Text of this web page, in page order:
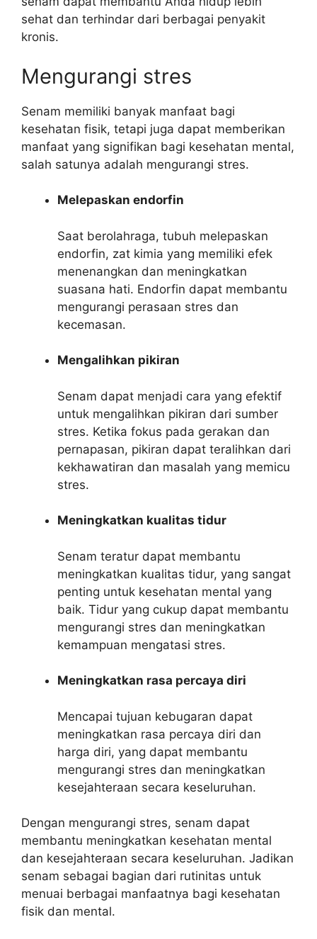
sehat dan terhindar dari berbagai penyakit
kronis.
Mengurangi stres
Senam memiliki banyak manfaat bagi
kesehatan fisik, tetapi juga dapat memberikan
manfaat yang signifikan bagi kesehatan mental,
salah satunya adalah mengurangi stres.
Melepaskan endorfin
Saat berolahraga, tubuh melepaskan
endorfin, zat kimia yang memiliki efek
menenangkan dan meningkatkan
suasana hati. Endorfin dapat membantu
mengurangi perasaan stres dan
kecemasan.
Mengalihkan pikiran
Senam dapat menjadi cara yang efektif
untuk mengalihkan pikiran dari sumber
stres. Ketika fokus pada gerakan dan
pernapasan, pikiran dapat teralihkan dari
kekhawatiran dan masalah yang memicu
stres.
Meningkatkan kualitas tidur
Senam teratur dapat membantu
meningkatkan kualitas tidur, yang sangat
penting untuk kesehatan mental yang
baik. Tidur yang cukup dapat membantu
mengurangi stres dan meningkatkan
kemampuan mengatasi stres.
Meningkatkan rasa percaya diri
Mencapai tujuan kebugaran dapat
meningkatkan rasa percaya diri dan
harga diri, yang dapat membantu
mengurangi stres dan meningkatkan
kesejahteraan secara keseluruhan.
Dengan mengurangi stres, senam dapat
membantu meningkatkan kesehatan mental
dan kesejahteraan secara keseluruhan. Jadikan
senam sebagai bagian dari rutinitas untuk
menuai berbagai manfaatnya bagi kesehatan
fisik dan mental.